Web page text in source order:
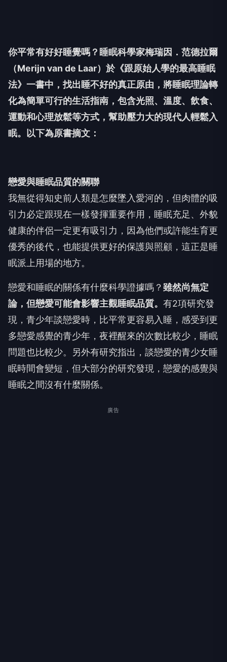
你平常有好好睡覺嗎？睡眠科學家梅瑞因．范德拉爾
（Merijn van de Laar）於《跟原始人學的最高睡眠
法》一書中，找出睡不好的真正原由，將睡眠理論轉
化為簡單可行的生活指南，包含光照、溫度、飲食、
運動和心理放鬆等方式，幫助壓力大的現代人輕鬆入
眠。以下為原書摘文：
戀愛與睡眠品質的關聯
我無從得知史前人類是怎麼墜入愛河的，但肉體的吸
引力必定跟現在一樣發揮重要作用，睡眠充足、外貌
健康的伴侶一定更有吸引力，因為他們或許能生育更
優秀的後代，也能提供更好的保護與照顧，這正是睡
眠派上用場的地方。
戀愛和睡眠的關係有什麼科學證據嗎？ 雖然尚無定
論，但戀愛可能會影響主觀睡眠品質。 有2項研究發
現，青少年談戀愛時，比平常更容易入睡，感受到更
多戀愛感覺的青少年，夜裡醒來的次數比較少，睡眠
問題也比較少。另外有研究指出，談戀愛的青少女睡
眠時間會變短，但大部分的研究發現，戀愛的感覺與
睡眠之間沒有什麼關係。
廣告